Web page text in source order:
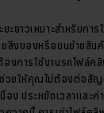
ะยาวเหมาะสำหรับกา
สิ่งของหรือขนย้ายสิน
งการใช้งานรถโฟล์คลิ
วยให้คุณไม่ต้องต่อสัญ
ง ประหยัดเวลาและค่